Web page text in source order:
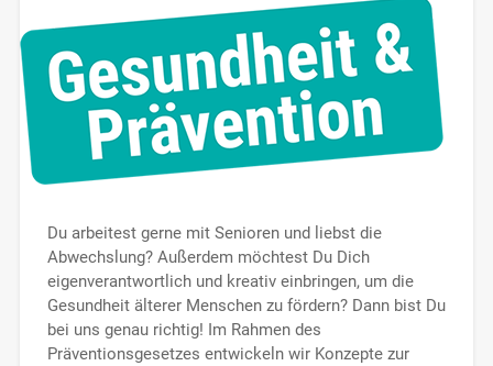
Du arbeitest gerne mit Senioren und liebst die
Abwechslung? Außerdem möchtest Du Dich
eigenverantwortlich und kreativ einbringen, um die
Gesundheit älterer Menschen zu fördern? Dann bist Du
bei uns genau richtig! Im Rahmen des
Präventionsgesetzes entwickeln wir Konzepte zur